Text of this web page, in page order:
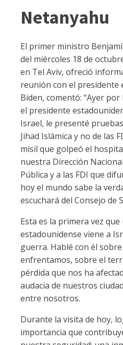
Netanyahu
El primer ministro
del miércoles 18 de
en Tel Aviv, ofreció
reunión con el presidente
Biden, comentó: “Ayer
el presidente
Israel, le presenté
Jihad Islámica y no de las
misil que golpeó el
nuestra Dirección
Pública y a las FDI que
hoy el mundo sabe la
escuchará del Consejo de
Esta es la primera vez
estadounidense viene a
guerra. Hablé con él
enfrentamos, sobre el
pérdida que nos ha
audacia de nuestros
entre nosotros.
Durante la visita de hoy,
importancia que